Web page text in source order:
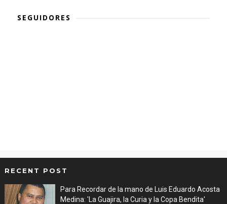
SEGUIDORES
RECENT POST
Para Recordar de la mano de Luis Eduardo Acosta
Medina: 'La Guajira, la Curia y la Copa Bendita'